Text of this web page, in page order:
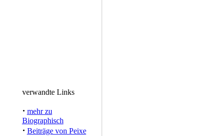
verwandte Links
· mehr zu
Biographisch
· Beiträge von Peixe